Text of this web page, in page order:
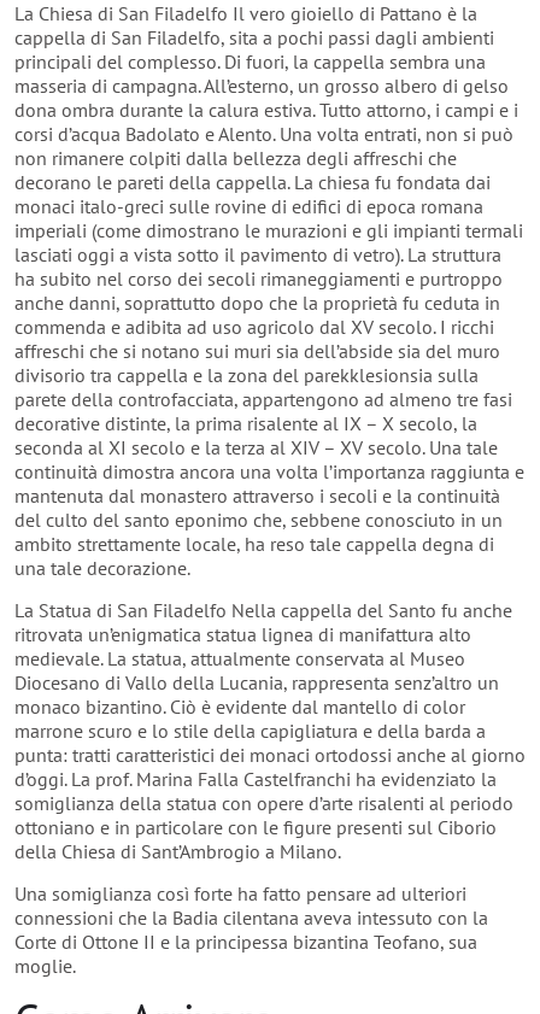
La Chiesa di San Filadelfo Il vero gioiello di Pattano è la
cappella di San Filadelfo, sita a pochi passi dagli ambienti
principali del complesso. Di fuori, la cappella sembra una
masseria di campagna. All’esterno, un grosso albero di gelso
dona ombra durante la calura estiva. Tutto attorno, i campi e i
corsi d’acqua Badolato e Alento. Una volta entrati, non si può
non rimanere colpiti dalla bellezza degli affreschi che
decorano le pareti della cappella. La chiesa fu fondata dai
monaci italo-greci sulle rovine di edifici di epoca romana
imperiali (come dimostrano le murazioni e gli impianti termali
lasciati oggi a vista sotto il pavimento di vetro). La struttura
ha subito nel corso dei secoli rimaneggiamenti e purtroppo
anche danni, soprattutto dopo che la proprietà fu ceduta in
commenda e adibita ad uso agricolo dal XV secolo. I ricchi
affreschi che si notano sui muri sia dell’abside sia del muro
divisorio tra cappella e la zona del parekklesionsia sulla
parete della controfacciata, appartengono ad almeno tre fasi
decorative distinte, la prima risalente al IX – X secolo, la
seconda al XI secolo e la terza al XIV – XV secolo. Una tale
continuità dimostra ancora una volta l’importanza raggiunta e
mantenuta dal monastero attraverso i secoli e la continuità
del culto del santo eponimo che, sebbene conosciuto in un
ambito strettamente locale, ha reso tale cappella degna di
una tale decorazione.
La Statua di San Filadelfo Nella cappella del Santo fu anche
ritrovata un’enigmatica statua lignea di manifattura alto
medievale. La statua, attualmente conservata al Museo
Diocesano di Vallo della Lucania, rappresenta senz’altro un
monaco bizantino. Ciò è evidente dal mantello di color
marrone scuro e lo stile della capigliatura e della barda a
punta: tratti caratteristici dei monaci ortodossi anche al giorno
d’oggi. La prof. Marina Falla Castelfranchi ha evidenziato la
somiglianza della statua con opere d’arte risalenti al periodo
ottoniano e in particolare con le figure presenti sul Ciborio
della Chiesa di Sant’Ambrogio a Milano.
Una somiglianza così forte ha fatto pensare ad ulteriori
connessioni che la Badia cilentana aveva intessuto con la
Corte di Ottone II e la principessa bizantina Teofano, sua
moglie.